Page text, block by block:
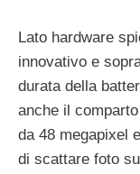
Lato hardware
innovativo e
durata della
anche il
da 48 megapixel
di scattare foto